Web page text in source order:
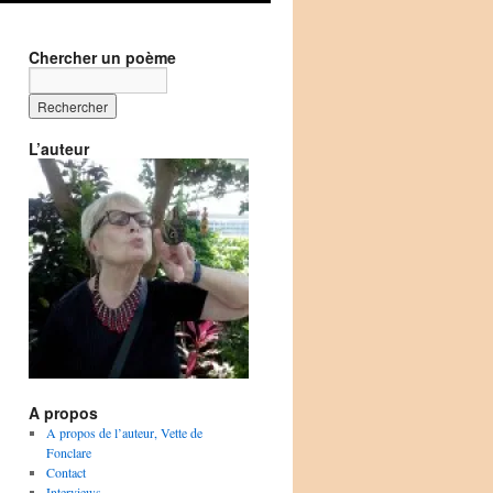
Chercher un poème
L’auteur
A propos
A propos de l’auteur, Vette de
Fonclare
Contact